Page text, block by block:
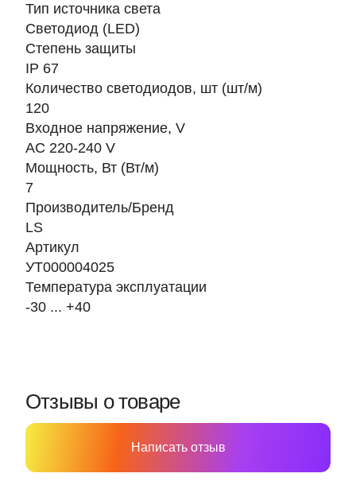
Тип источника света
Светодиод (LED)
Степень защиты
IP 67
Количество светодиодов, шт (шт/м)
120
Входное напряжение, V
AC 220-240 V
Мощность, Вт (Вт/м)
7
Производитель/Бренд
LS
Артикул
УТ000004025
Температура эксплуатации
-30 ... +40
Отзывы о товаре
Написать отзыв